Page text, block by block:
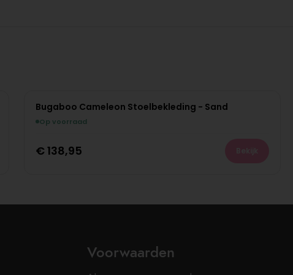
Bugaboo Cameleon Stoelbekleding - Sand
Op voorraad
€ 138,95
Voorwaarden